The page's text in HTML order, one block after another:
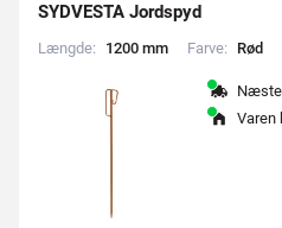
SYDVESTA Jordspyd
Længde: 1200 mm Farve: Rød
Næste
Varen